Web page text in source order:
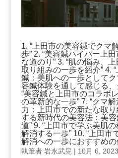
1. “上田市の美容鍼でクマ
歩” 2. “美容鍼ハイパー上
な道のり” 3. “肌の悩み、
取り組みの一歩を紹介” 4.
鍼：美肌への一歩としてク
容鍼体験を通して感じる
“美容鍼と上田市のコラボ
の革新的な一歩” 7. “クマ
力：上田市での新たな取り
する新時代の美容法：美
道” 9. “上田市で学ぶ美肌
解消する一歩” 10. “上田市
解消への一歩におすすめの
執筆者 岩永武晃 | 10月 6, 2023